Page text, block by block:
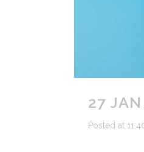
27 JAN
Posted at